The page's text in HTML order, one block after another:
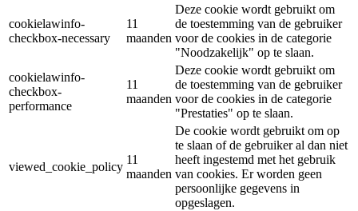
cookielawinfo-
checkbox-necessary
11
maanden
Deze cookie wordt gebruikt om
de toestemming van de gebruiker
voor de cookies in de categorie
"Noodzakelijk" op te slaan.
cookielawinfo-
checkbox-
performance
11
maanden
Deze cookie wordt gebruikt om
de toestemming van de gebruiker
voor de cookies in de categorie
"Prestaties" op te slaan.
viewed_cookie_policy
11
maanden
De cookie wordt gebruikt om op
te slaan of de gebruiker al dan niet
heeft ingestemd met het gebruik
van cookies. Er worden geen
persoonlijke gegevens in
opgeslagen.